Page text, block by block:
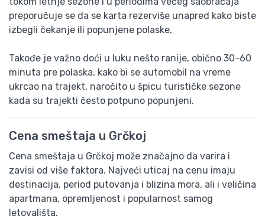
preporučuje se da se karta rezerviše unapred kako biste
izbegli čekanje ili popunjene polaske.
Takođe je važno doći u luku nešto ranije, obično 30-60
minuta pre polaska, kako bi se automobil na vreme
ukrcao na trajekt, naročito u špicu turističke sezone
kada su trajekti često potpuno popunjeni.
Cena smeštaja u Grčkoj
Cena smeštaja u Grčkoj može značajno da varira i
zavisi od više faktora. Najveći uticaj na cenu imaju
destinacija, period putovanja i blizina mora, ali i veličina
apartmana, opremljenost i popularnost samog
letovališta.